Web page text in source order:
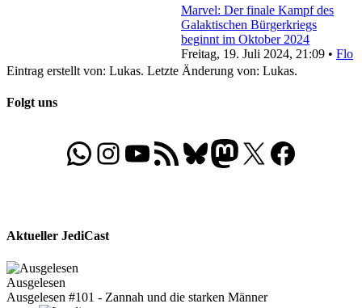
Marvel: Der finale Kampf des
Galaktischen Bürgerkriegs
beginnt im Oktober 2024
Freitag, 19. Juli 2024, 21:09 • Flo
Eintrag erstellt von: Lukas. Letzte Änderung von: Lukas.
Folgt uns
WhatsApp
Folgt uns auf Instagram
Besucht unseren YouTube-Kanal
RSS-FeedBluesky
Folgt uns auf Mastodon
X Folgt uns auf
Aktueller JediCast
Ausgelesen
Ausgelesen #101 - Zannah und die starken Männer